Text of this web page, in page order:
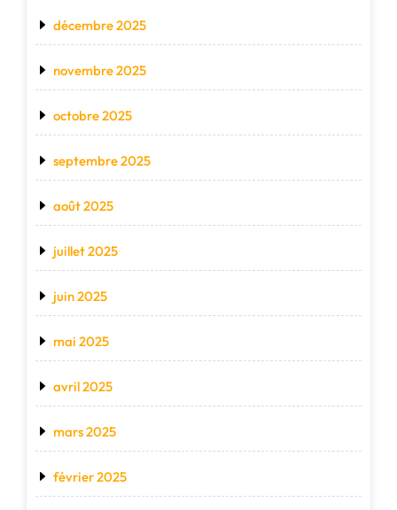
décembre 2025
novembre 2025
octobre 2025
septembre 2025
août 2025
juillet 2025
juin 2025
mai 2025
avril 2025
mars 2025
février 2025